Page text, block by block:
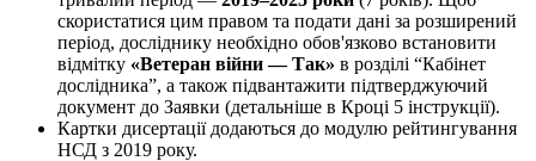
скористатися цим правом та подати дані за розширений
період, досліднику необхідно обов'язково встановити
відмітку «Ветеран війни — Так» в розділі “Кабінет
дослідника”, а також підвантажити підтверджуючий
документ до Заявки (детальніше в Кроці 5 інструкції).
Картки дисертації додаються до модулю рейтингування
НСД з 2019 року.